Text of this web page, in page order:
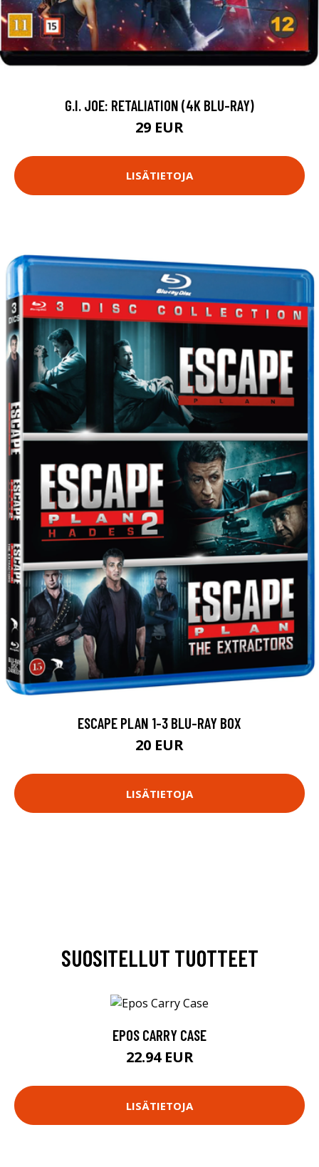
G.I. JOE: RETALIATION (4K BLU-RAY)
29 EUR
LISÄTIETOJA
ESCAPE PLAN 1-3 BLU-RAY BOX
20 EUR
LISÄTIETOJA
SUOSITELLUT TUOTTEET
EPOS CARRY CASE
22.94 EUR
LISÄTIETOJA